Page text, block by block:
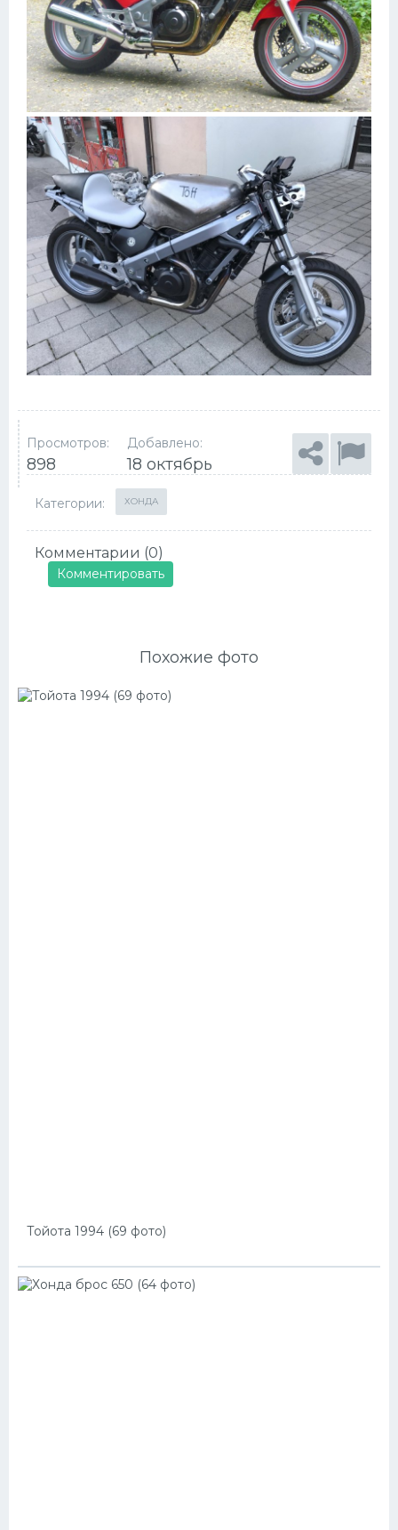
Просмотров:
898
Добавлено:
18 октябрь
Категории: ХОНДА
Комментарии (0)
Комментировать
Похожие фото
Тойота 1994 (69 фото)